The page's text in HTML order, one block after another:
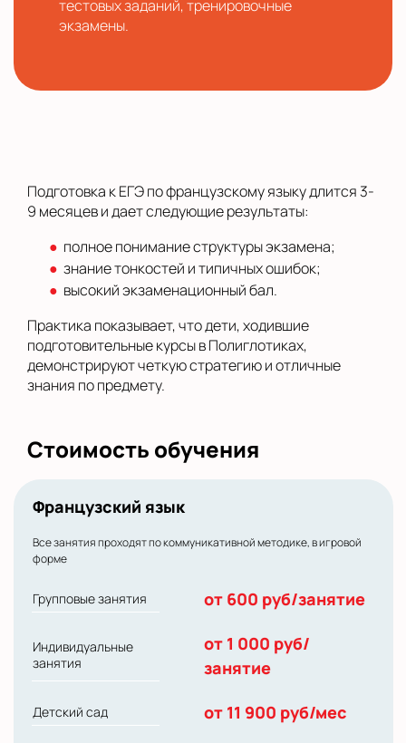
тестовых заданий, тренировочные
экзамены.
Подготовка к ЕГЭ по французскому языку длится 3-
9 месяцев и дает следующие результаты:
полное понимание структуры экзамена;
знание тонкостей и типичных ошибок;
высокий экзаменационный бал.
Практика показывает, что дети, ходившие
подготовительные курсы в Полиглотиках,
демонстрируют четкую стратегию и отличные
знания по предмету.
Стоимость обучения
Французский язык
Все занятия проходят по коммуникативной методике, в игровой
форме
Групповые занятия от 600 руб/занятие
Индивидуальные
занятия
от 1 000 руб/
занятие
Детский сад от 11 900 руб/мес